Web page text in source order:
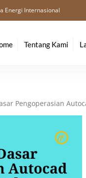
Energi Internasional
Tentang Kami
Pengoperasian